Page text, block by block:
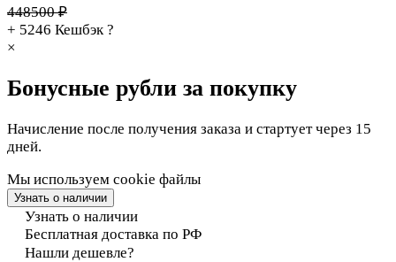
448500 ₽
+ 5246 Кешбэк ?
×
Бонусные рубли за покупку
Начисление после получения заказа и стартует через 15
дней.
Мы используем cookie файлы
Узнать о наличии
Узнать о наличии
Бесплатная доставка по РФ
Нашли дешевле?